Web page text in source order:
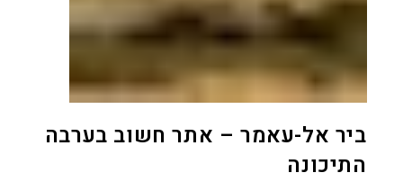
ביר אל-עאמר – אתר חשוב בערבה
התיכונה